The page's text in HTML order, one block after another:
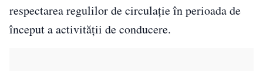
respectarea regulilor de circulație în perioada de
început a activității de conducere.